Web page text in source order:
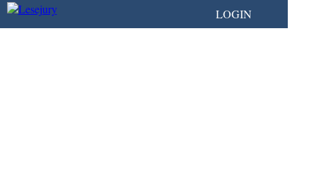
LOGIN